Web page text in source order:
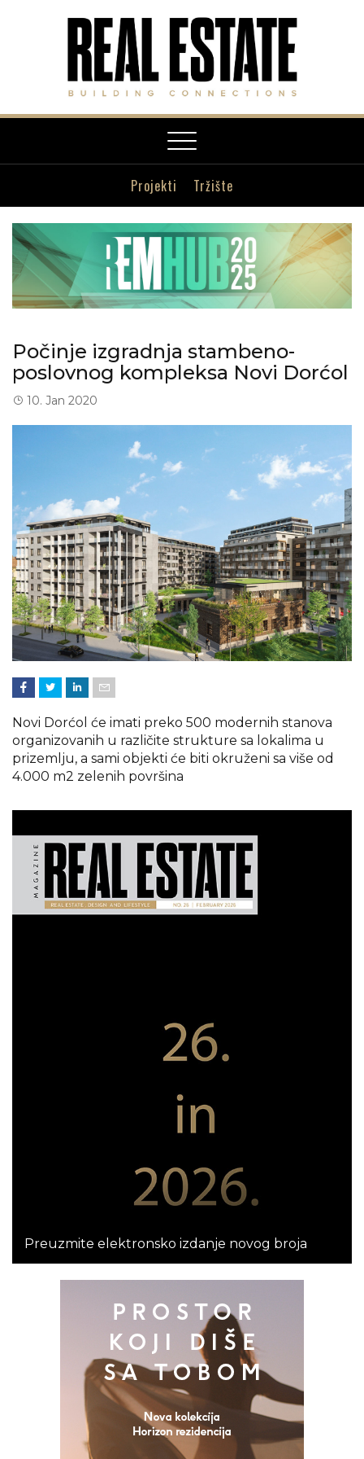
Toggle
navigation
Projekti Tržište
Počinje izgradnja stambeno-
poslovnog kompleksa Novi Dorćol
10. Jan 2020
Novi Dorćol će imati preko 500 modernih stanova
organizovanih u različite strukture sa lokalima u
prizemlju, a sami objekti će biti okruženi sa više od
4.000 m2 zelenih površina
Preuzmite elektronsko izdanje novog broja